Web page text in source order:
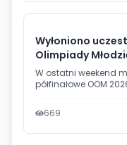
Wyłoniono
Olimpiady
W ostatni weekend
półfinałowe OOM
i chłopców -
finałach, które
669